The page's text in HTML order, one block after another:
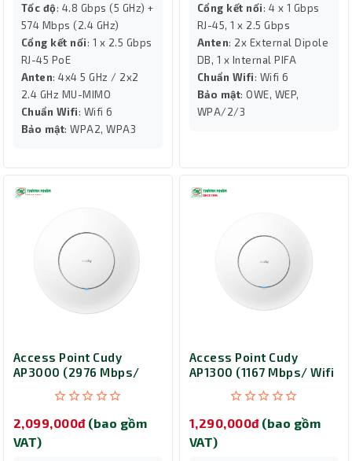
Tốc độ: 4.8 Gbps (5 GHz) +
574 Mbps (2.4 GHz)
Cổng kết nối: 1 x 2.5 Gbps
RJ-45 PoE
Anten: 4x4 5 GHz / 2x2
2.4 GHz MU-MIMO
Chuẩn Wifi: Wifi 6
Bảo mật: WPA2, WPA3
Cổng kết nối: 4 x 1 Gbps
RJ-45, 1 x 2.5 Gbps
Anten: 2x External Dipole
DB, 1 x Internal PIFA
Chuẩn Wifi: Wifi 6
Bảo mật: OWE, WEP,
WPA/2/3
Access Point Cudy
AP3000 (2976 Mbps/
2,099,000đ (bao gồm
VAT)
Access Point Cudy
AP1300 (1167 Mbps/ Wifi
1,290,000đ (bao gồm
VAT)